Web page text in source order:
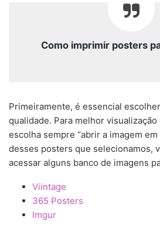
Como imprimir posters
Primeiramente, é essencial
qualidade. Para melhor
escolha sempre “abrir a imagem em
desses posters que selecionamos,
acessar alguns banco de imagens
Viintage
365 Posters
Imgur